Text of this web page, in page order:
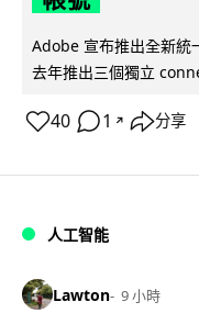
Adobe 宣布推出全新統
去年推出三個獨立
40 1 ↗ 分享
人工智能
Lawton 9 小時